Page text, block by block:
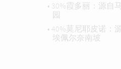
• 30%霞多丽：源自
园
• 40%莫尼耶皮诺：
埃佩尔奈南坡